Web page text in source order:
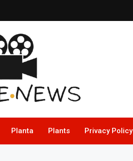
Planta Plants Privacy Policy